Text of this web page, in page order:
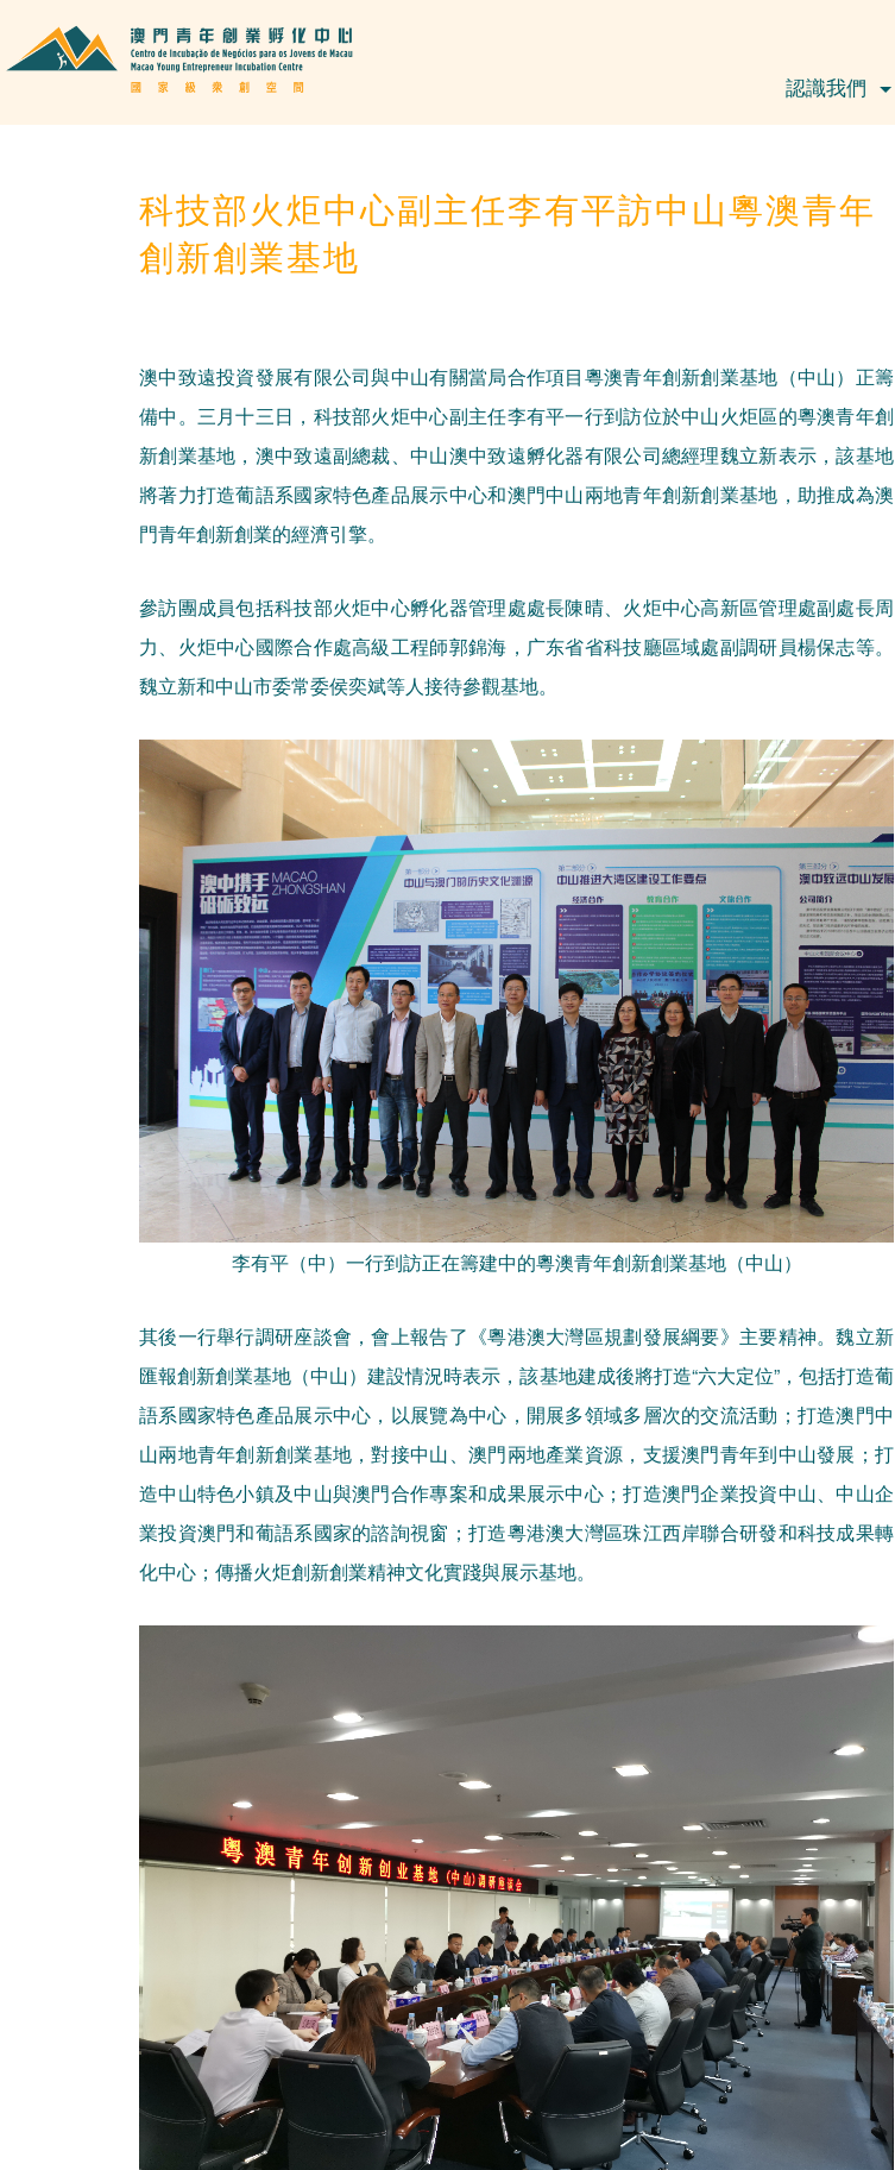
認識我們
科技部火炬中心副主任李有平訪中山粵澳青年
創新創業基地
澳中致遠投資發展有限公司與中山有關當局合作項目粵澳青年創新創業基地（中山）正籌
備中。三月十三日，科技部火炬中心副主任李有平一行到訪位於中山火炬區的粵澳青年創
新創業基地，澳中致遠副總裁、中山澳中致遠孵化器有限公司總經理魏立新表示，該基地
將著力打造葡語系國家特色產品展示中心和澳門中山兩地青年創新創業基地，助推成為澳
門青年創新創業的經濟引擎。
參訪團成員包括科技部火炬中心孵化器管理處處長陳晴、火炬中心高新區管理處副處長周
力、火炬中心國際合作處高級工程師郭錦海，广东省省科技廳區域處副調研員楊保志等。
魏立新和中山市委常委侯奕斌等人接待參觀基地。
李有平（中）一行到訪正在籌建中的粵澳青年創新創業基地（中山）
其後一行舉行調研座談會，會上報告了《粵港澳大灣區規劃發展綱要》主要精神。魏立新
匯報創新創業基地（中山）建設情況時表示，該基地建成後將打造“六大定位”，包括打造葡
語系國家特色產品展示中心，以展覽為中心，開展多領域多層次的交流活動；打造澳門中
山兩地青年創新創業基地，對接中山、澳門兩地產業資源，支援澳門青年到中山發展；打
造中山特色小鎮及中山與澳門合作專案和成果展示中心；打造澳門企業投資中山、中山企
業投資澳門和葡語系國家的諮詢視窗；打造粵港澳大灣區珠江西岸聯合研發和科技成果轉
化中心；傳播火炬創新創業精神文化實踐與展示基地。